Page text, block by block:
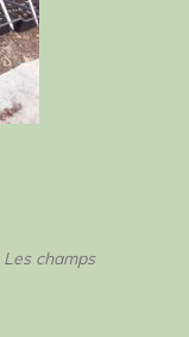
Les champs